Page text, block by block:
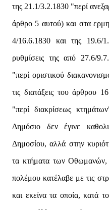
της 21.1/3.2.1830 "περί
άρθρο 5 αυτού) και στα
4/16.6.1830 και της 19.6/
ρυθμίσεις της από 27.6/
"περί οριστικού
τις διατάξεις του άρθρου
"περί διακρίσεως
Δημόσιο δεν έγινε
Δημοσίου, αλλά στην
τα κτήματα των Οθωμανών,
πολέμου κατέλαβε με τις
και εκείνα τα οποία, κατά